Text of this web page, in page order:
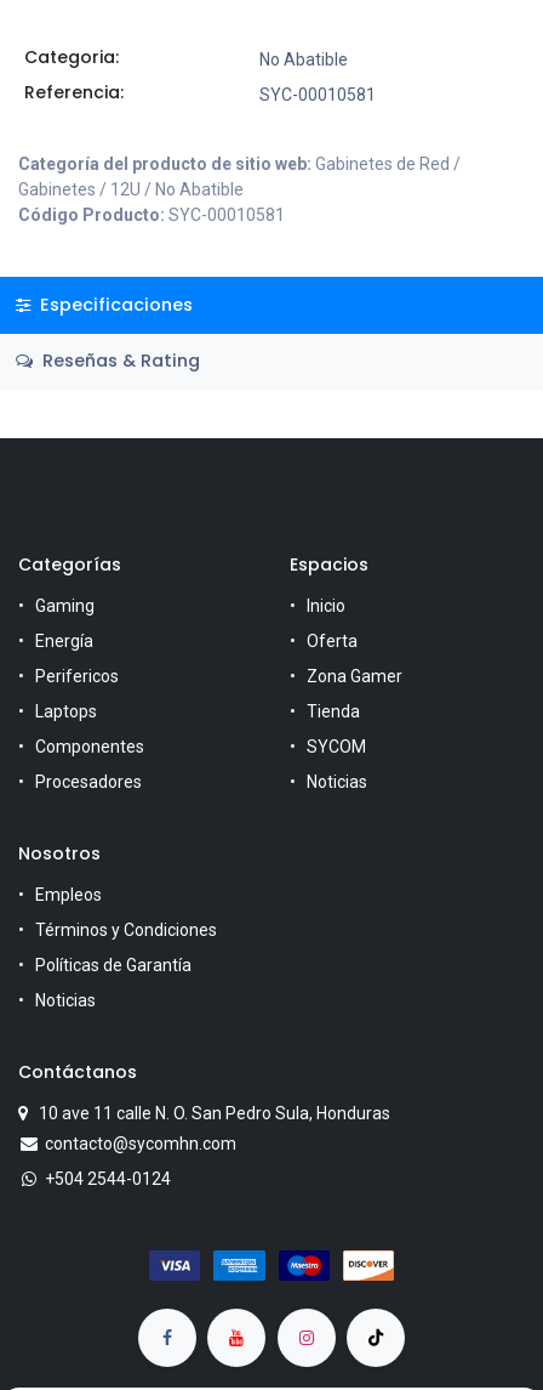
Categoria: No Abatible
Referencia: SYC-00010581
Categoría del producto de sitio web: Gabinetes de Red /
Gabinetes / 12U / No Abatible
Código Producto: SYC-00010581
Especificaciones
Reseñas & Rating
Categorías
Gaming
Energía
Perifericos
Laptops
Componentes
Procesadores
Espacios
Inicio
Oferta
Zona Gamer
Tienda
SYCOM
Noticias
Nosotros
Empleos
Términos y Condiciones
Políticas de Garantía
Noticias
Contáctanos
10 ave 11 calle N. O. San Pedro Sula, Honduras
contacto@sycomhn.com
+504 2544-0124